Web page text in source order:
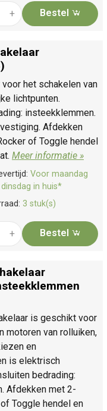
+ Bestel
het schakelen van
lichtpunten.
insteekklemmen.
Afdekken
of Toggle hendel
Meer informatie »
Voor maandag
in huis*
3 stuk(s)
+ Bestel
is geschikt voor
motoren van rolluiken,
en
is elektrisch
bedrading:
Afdekken met 2-
Toggle hendel en